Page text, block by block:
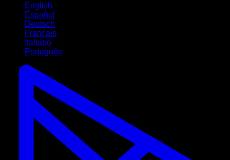
English
Español
Deutsch
Français
Italiano
Português